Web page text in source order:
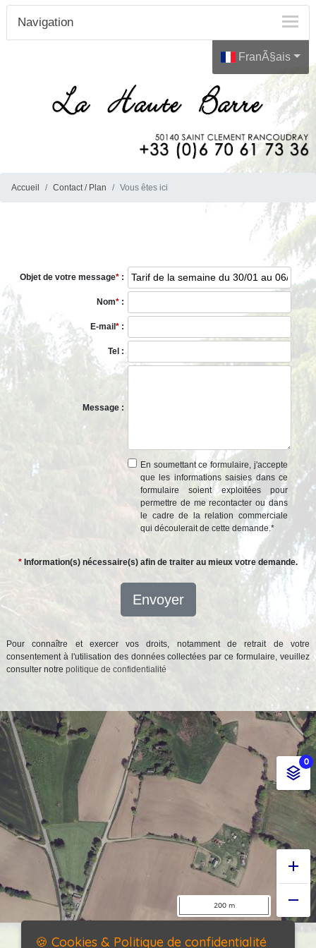
Navigation
FranÃ§ais
Accueil Contact / Plan Vous êtes ici
Objet de votre message* :
Nom* :
E-mail * :
Tel :
Message :
En soumettant ce formulaire, j'accepte
que les informations saisies dans ce
formulaire soient exploitées pour
permettre de me recontacter ou dans
le cadre de la relation commerciale
qui découlerait de cette demande.*
* Information(s) nécessaire(s) afin de traiter au mieux votre demande.
Envoyer
Pour connaître et exercer vos droits, notamment de retrait de votre
consentement à l'utilisation des données collectées par ce formulaire, veuillez
consulter notre politique de confidentialité
🍪 Cookies & Politique de confidentialité